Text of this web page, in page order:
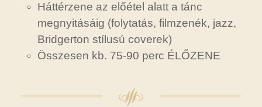
Háttérzene az előétel alatt a tánc
megnyitásáig (folytatás, filmzenék, jazz,
Bridgerton stílusú coverek)
Összesen kb. 75-90 perc ÉLŐZENE